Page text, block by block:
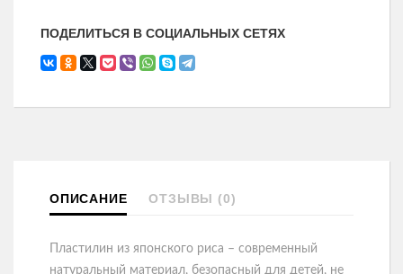
ПОДЕЛИТЬСЯ В СОЦИАЛЬНЫХ СЕТЯХ
ОПИСАНИЕ ОТЗЫВЫ (0)
Пластилин из японского риса – современный
натуральный материал, безопасный для детей, не